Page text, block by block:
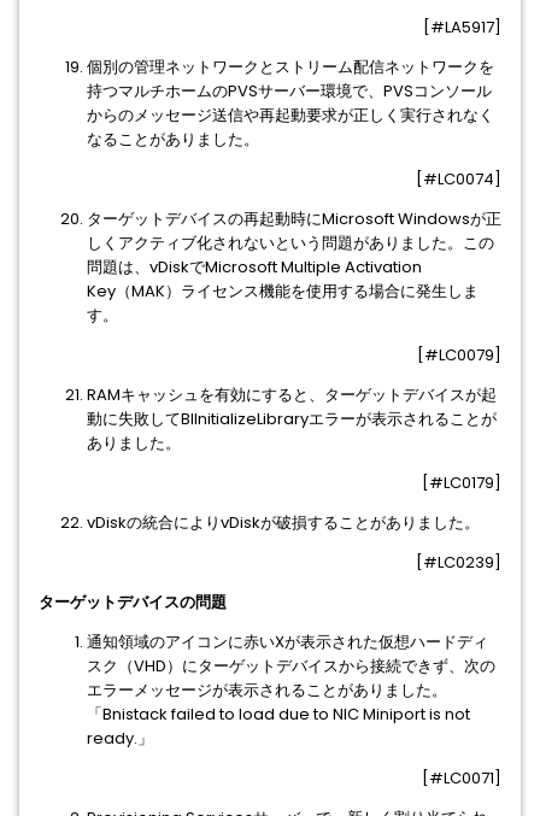
[#LA5917]
個別の管理ネットワークとストリーム配信ネットワークを
持つマルチホームのPVSサーバー環境で、PVSコンソール
からのメッセージ送信や再起動要求が正しく実行されなく
なることがありました。
[#LC0074]
ターゲットデバイスの再起動時にMicrosoft Windowsが正
しくアクティブ化されないという問題がありました。この
問題は、vDiskでMicrosoft Multiple Activation
Key（MAK）ライセンス機能を使用する場合に発生しま
す。
[#LC0079]
RAMキャッシュを有効にすると、ターゲットデバイスが起
動に失敗してBlInitializeLibraryエラーが表示されることが
ありました。
[#LC0179]
vDiskの統合によりvDiskが破損することがありました。
[#LC0239]
ターゲットデバイスの問題
通知領域のアイコンに赤いXが表示された仮想ハードディ
スク（VHD）にターゲットデバイスから接続できず、次の
エラーメッセージが表示されることがありました。
「Bnistack failed to load due to NIC Miniport is not
ready.」
[#LC0071]